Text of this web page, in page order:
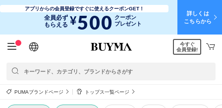
アプリからの会員登録ですぐに使えるクーポンGET！
全員必ず
もらえる ¥500 クーポン
プレゼント
詳しくは
こちらから
日本語
English
简体中文
繁體中文
今すぐ
会員登録!
PUMAブランドページ トップス一覧ページ